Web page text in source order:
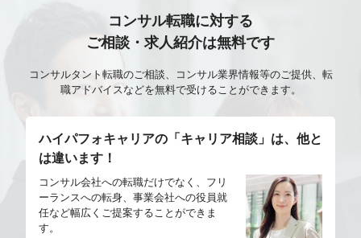
コンサル転職に対する
ご相談・求人紹介は無料です
コンサルタント転職のご相談、コンサル業界情報等のご提供、転
職アドバイスなどを無料で受けることができます。
ハイパフォキャリアの「キャリア相談」は、他と
は違います！
コンサル会社への転職だけでなく、フリ
ーランスへの転身、事業会社への役員就
任など幅広くご提案することができま
す。